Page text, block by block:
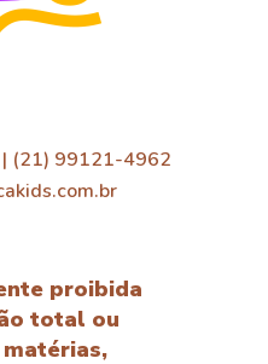
(21) 99121-4962
proibida
total ou